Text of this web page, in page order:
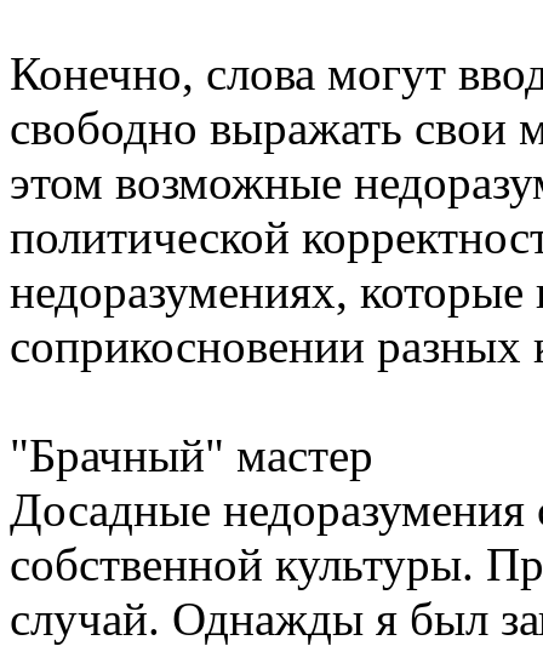
Конечно, слова могут
свободно выражать свои
этом возможные
политической
недоразумениях,
соприкосновении разных
"Брачный" мастер
Досадные недоразумения
собственной культуры.
случай. Однажды я был